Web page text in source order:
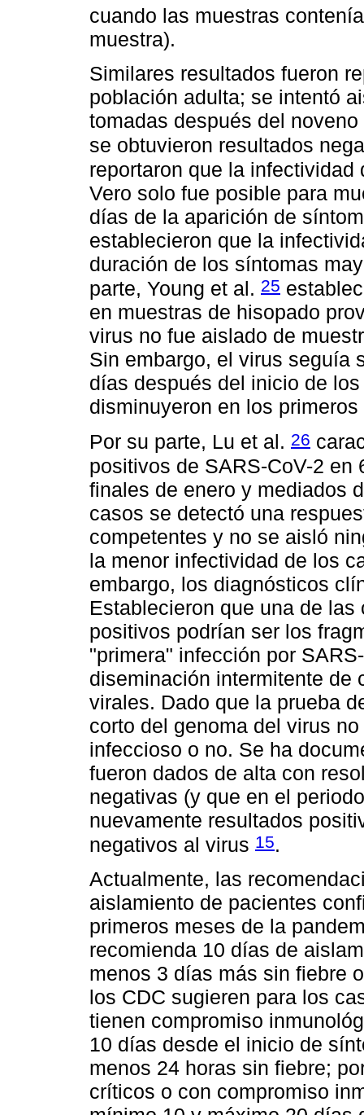
cuando las muestras
muestra).
Similares resultados fueron
población adulta; se intentó
tomadas después del
se obtuvieron resultados
reportaron que la
Vero solo fue posible para
días de la aparición de
establecieron que la
duración de los síntomas
parte, Young et al. 25
en muestras de hisopado
virus no fue aislado de
Sin embargo, el virus seguía
días después del inicio de
disminuyeron en los
Por su parte, Lu et al. 26
positivos de SARS-CoV-2 en
finales de enero y mediados
casos se detectó una
competentes y no se aisló
la menor infectividad de los
embargo, los diagnósticos
Establecieron que una de
positivos podrían ser los
"primera" infección por
diseminación intermitente de
virales. Dado que la prueba
corto del genoma del virus
infeccioso o no. Se ha
fueron dados de alta con
negativas (y que en el
nuevamente resultados
negativos al virus 15.
Actualmente, las
aislamiento de pacientes
primeros meses de la
recomienda 10 días de
menos 3 días más sin fiebre
los CDC sugieren para los
tienen compromiso
10 días desde el inicio de
menos 24 horas sin fiebre;
críticos o con compromiso